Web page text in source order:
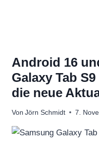
Android 16
Galaxy Tab
die neue
Von Jörn Schmidt 7.